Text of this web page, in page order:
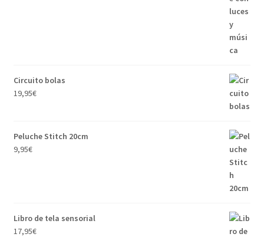
Circuito bolas
19,95€
Peluche Stitch 20cm
9,95€
Libro de tela sensorial
17,95€